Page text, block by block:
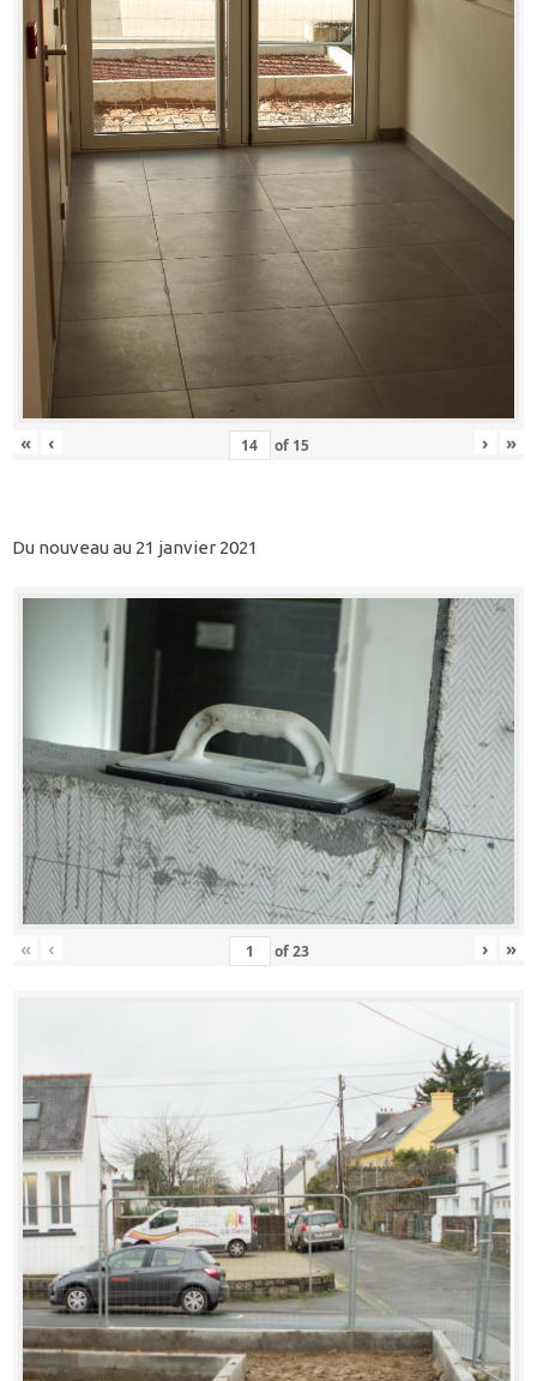
« ‹ of 15 › »
Du nouveau au 21 janvier 2021
« ‹ of23 › »